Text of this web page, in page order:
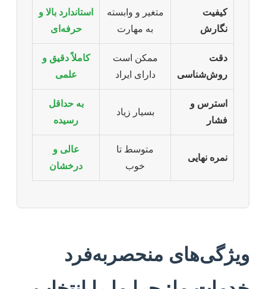
کیفیت
نگارش
متغیر و وابسته
به مهارت
استاندارد بالا و
حرفه‌ای
دقت
روش‌شناسی
ممکن است
دارای ایراد
کاملاً دقیق و
علمی
استرس و
فشار
بسیار زیاد
به حداقل
رسیده
نمره نهایی
متوسط تا
خوب
عالی و
درخشان
ویژگی‌های منحصربه‌فرد